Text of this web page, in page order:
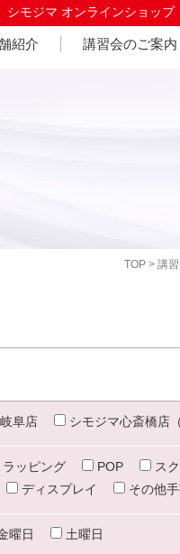
シモジマ オンラインショップ
紹介 講習会のご案内
TOP > 講
阜店 シモジマ心斎橋店
ラッピング POP
ス
ディスプレイ その他
曜日 土曜日